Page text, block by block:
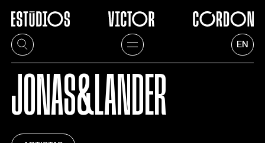
EN
JONAS&LANDER